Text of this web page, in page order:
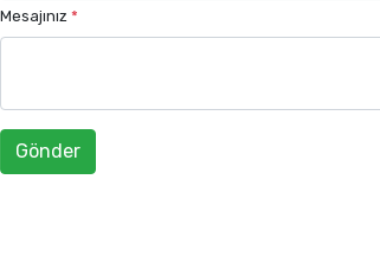
Mesajınız *
Gönder